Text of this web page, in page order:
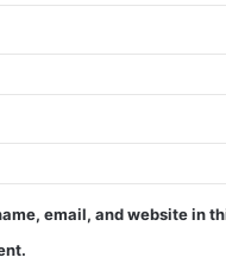
email, and website in